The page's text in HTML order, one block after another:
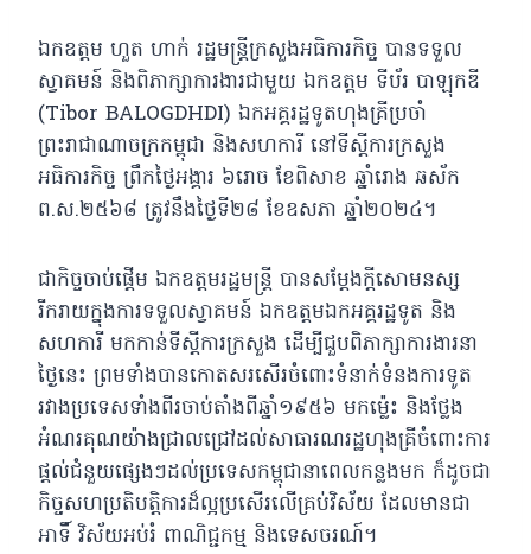
ឯកឧត្តម ហួត ហាក់ រដ្ឋមន្រ្តីក្រសួងអធិការកិច្ច បានទទួល
ស្វាគមន៍ និងពិភាក្សាការងារជាមួយ ឯកឧត្តម ទីប័រ បាឡុកឌី
(Tibor BALOGDHDI) ឯកអគ្គរដ្ឋទូតហុងគ្រីប្រចាំ
ព្រះរាជាណាចក្រកម្ពុជា និងសហការី នៅទីស្តីការក្រសួង
អធិការកិច្ច ព្រឹកថ្ងៃអង្គារ ៦រោច ខែពិសាខ ឆ្នាំរោង ឆស័ក
ព.ស.២៥៦៨ ត្រូវនឹងថ្ងៃទី២៨ ខែឧសភា ឆ្នាំ២០២៤។
ជាកិច្ចចាប់ផ្តើម ឯកឧត្តមរដ្ឋមន្រ្តី បានសម្តែងក្ដីសោមនស្ស
រីករាយក្នុងការទទួលស្វាគមន៍ ឯកឧត្តមឯកអគ្គរដ្ឋទូត និង
សហការី មកកាន់ទីស្ដីការក្រសួង ដើម្បីជួបពិភាក្សាការងារនា
ថ្ងៃនេះ ព្រមទាំងបានកោតសរសើរចំពោះទំនាក់ទំនងការទូត
រវាងប្រទេសទាំងពីរចាប់តាំងពីឆ្នាំ១៩៥៦ មកម្ល៉េះ និងថ្លែង
អំណរគុណយ៉ាងជ្រាលជ្រៅដល់សាធារណរដ្ឋហុងគ្រីចំពោះការ
ផ្ដល់ជំនួយផ្សេងៗដល់ប្រទេសកម្ពុជានាពេលកន្លងមក ក៏ដូចជា
កិច្ចសហប្រតិបត្តិការដ៏ល្អប្រសើរលើគ្រប់វិស័យ ដែលមានជា
អាទិ៍ វិស័យអប់រំ ពាណិជ្ជកម្ម និងទេសចរណ៍។